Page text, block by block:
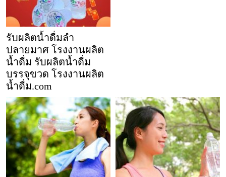
รับผลิตน้ำดื่มลำ
ปลายมาศ โรงงานผลิต
น้ำดื่ม รับผลิตน้ำดื่ม
บรรจุขวด โรงงานผลิต
น้ำดื่ม.com